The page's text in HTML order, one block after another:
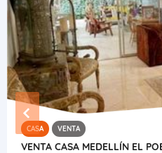
CASA VENTA
VENTA CASA MEDELLÍN EL